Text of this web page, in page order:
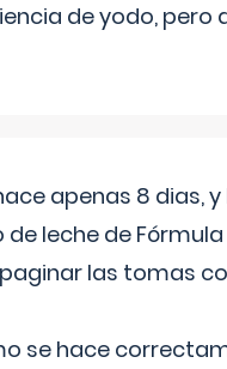
de yodo, pero
apenas 8
leche de
las tomas
se hace